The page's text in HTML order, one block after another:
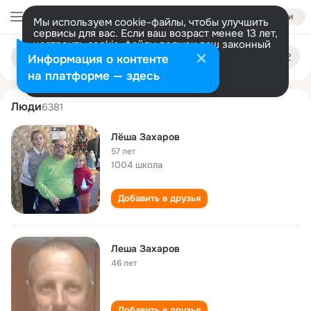
Войти
Мы используем cookie-файлы, чтобы улучшить
сервисы для вас. Если ваш возраст менее 13 лет,
настроить cookie-файлы должен ваш законный
представитель. Больше информации
Разрешить все Настроить
Поиск
людям
lyosha zakharov
Люди6381
Лёша Захаров
57 лет
1004 школа
Добавить в друзья
Леша Захаров
46 лет
Информация о контенте
на платформе — здесь